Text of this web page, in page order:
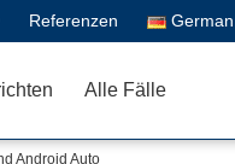
Referenzen German
Alle Fälle
Android Auto